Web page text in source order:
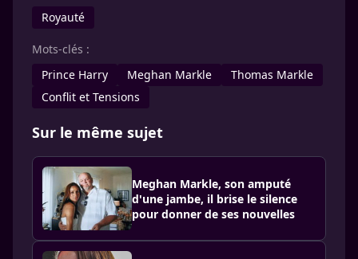
Royauté
Mots-clés :
Prince Harry
Meghan Markle
Thomas Markle
Conflit et Tensions
Sur le même sujet
Meghan Markle, son amputé
d'une jambe, il brise le silence
pour donner de ses nouvelles